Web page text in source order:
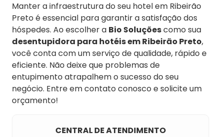
Manter a infraestrutura do seu hotel em Ribeirão
Preto é essencial para garantir a satisfação dos
hóspedes. Ao escolher a Bio Soluçõescomo sua
desentupidora para hotéis em Ribeirão Preto,
você conta com um serviço de qualidade, rápido e
eficiente. Não deixe que problemas de
entupimento atrapalhem o sucesso do seu
negócio. Entre em contato conosco e solicite um
orçamento!
CENTRAL DE ATENDIMENTO